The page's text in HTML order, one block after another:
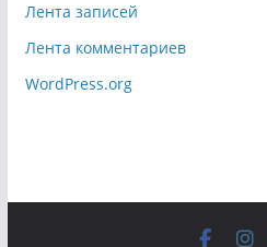
Лента записей
Лента комментариев
WordPress.org